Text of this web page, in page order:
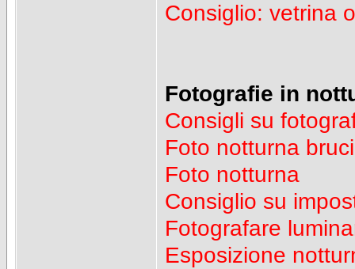
Consiglio: vetrina
Fotografie in
Consigli su
Foto notturna
Foto notturna
Consiglio su
Fotografare
Esposizione